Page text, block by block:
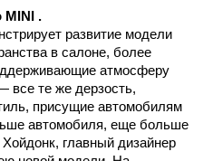
MINI .
развитие модели
в салоне, более
атмосферу
все те же дерзость,
присущие автомобилям
автомобиля, еще больше
главный дизайнер